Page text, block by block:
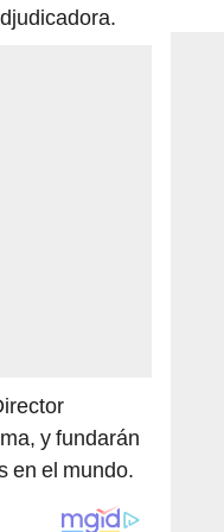
y fundarán
en el mundo.